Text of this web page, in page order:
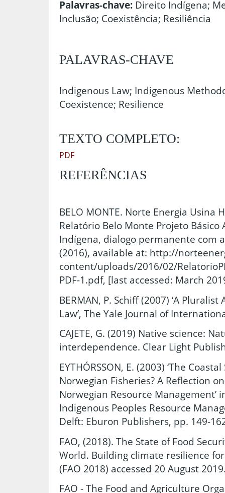
Palavras-chave: Direito Indígena;
Inclusão; Coexistência; Resiliência
PALAVRAS-CHAVE
Indigenous Law; Indigenous
Coexistence; Resilience
TEXTO COMPLETO:
PDF
REFERÊNCIAS
BELO MONTE. Norte Energia Usina
Relatório Belo Monte Projeto
Indígena, dialogo permanente com
(2016), available at: http://
content/uploads/2016/02/
PDF-1.pdf, [last accessed: March
BERMAN, P. Schiff (2007) ‘A
Law’, The Yale Journal of
CAJETE, G. (2019) Native science:
interdependence. Clear Light
EYTHÓRSSON, E. (2003) ‘The
Norwegian Fisheries? A Reflection
Norwegian Resource Management’
Indigenous Peoples Resource
Delft: Eburon Publishers, pp. 149-
FAO, (2018). The State of Food
World. Building climate resilience
(FAO 2018) accessed 20 August
FAO - The Food and Agriculture